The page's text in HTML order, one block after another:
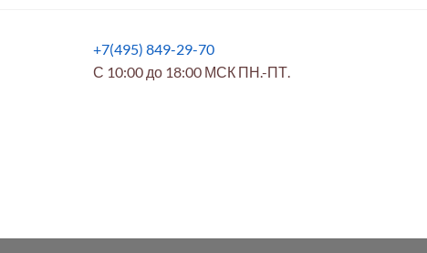
+7(495) 849-29-70
С 10:00 до 18:00 МСК ПН.-ПТ.